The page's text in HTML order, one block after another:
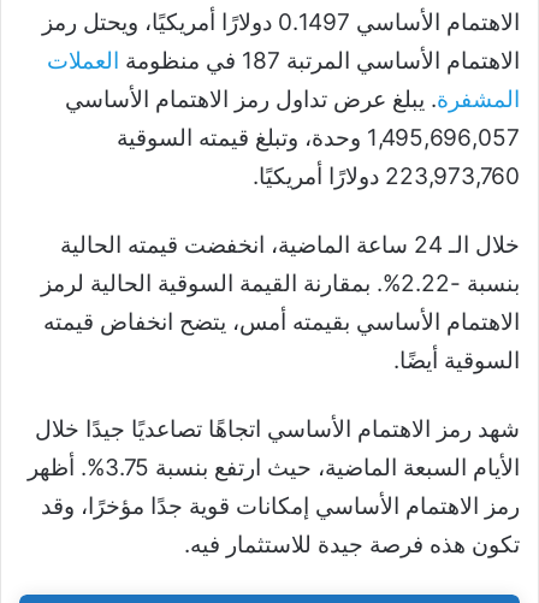
الاهتمام الأساسي 0.1497 دولارًا أمريكيًا، ويحتل رمز
الاهتمام الأساسي المرتبة 187 في منظومة
العملات
المشفرة. يبلغ عرض تداول رمز الاهتمام الأساسي
1,495,696,057 وحدة، وتبلغ قيمته السوقية
223,973,760 دولارًا أمريكيًا.
خلال الـ 24 ساعة الماضية، انخفضت قيمته الحالية
بنسبة -2.22%. بمقارنة القيمة السوقية الحالية لرمز
الاهتمام الأساسي بقيمته أمس، يتضح انخفاض قيمته
السوقية أيضًا.
شهد رمز الاهتمام الأساسي اتجاهًا تصاعديًا جيدًا خلال
الأيام السبعة الماضية، حيث ارتفع بنسبة 3.75%. أظهر
رمز الاهتمام الأساسي إمكانات قوية جدًا مؤخرًا، وقد
تكون هذه فرصة جيدة للاستثمار فيه.